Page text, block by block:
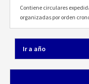
Contiene circulares
organizadas por orden
Ir a año